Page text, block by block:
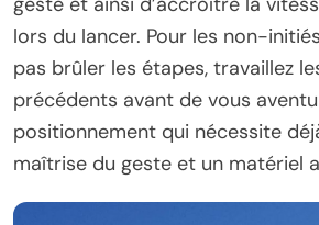
lors du lancer. Pour les non-
pas brûler les étapes, travaillez
précédents avant de vous
positionnement qui nécessite
maîtrise du geste et un matériel